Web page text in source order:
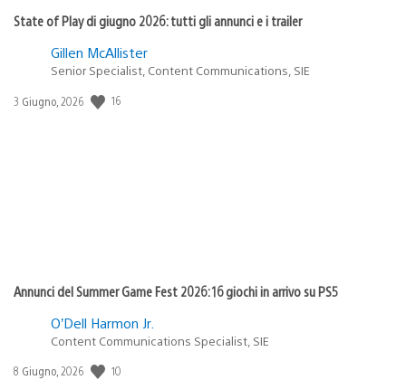
State of Play di giugno 2026: tutti gli annunci e i trailer
Gillen McAllister
Senior Specialist, Content Communications, SIE
Data
3 Giugno, 2026 16
Annunci del Summer Game Fest 2026: 16 giochi in arrivo su PS5
O’Dell Harmon Jr.
Content Communications Specialist, SIE
Data
8 Giugno, 2026 10